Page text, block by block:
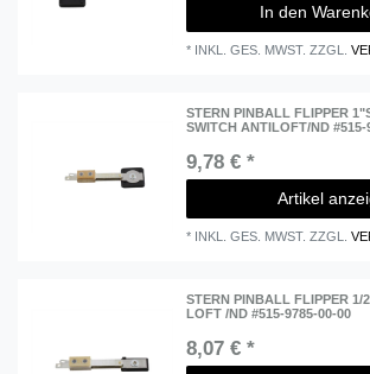
In den
* INKL. GES. MWST. ZZGL.
STERN PINBALL FLIPPER
SWITCH ANTILOFT/ND #515-
9,78 € *
Artikel
* INKL. GES. MWST. ZZGL.
STERN PINBALL FLIPPER 1/
LOFT /ND #515-9785-00-00
8,07 € *